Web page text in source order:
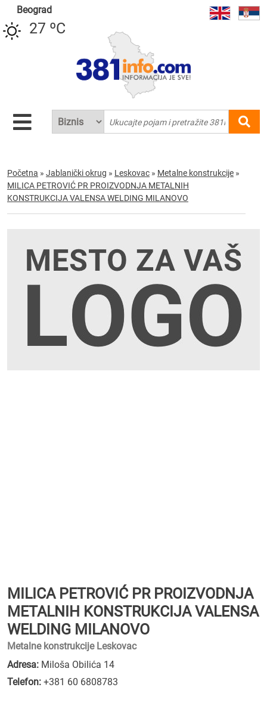
Beograd
27 ºC
Početna » Jablanički okrug » Leskovac » Metalne konstrukcije »
MILICA PETROVIĆ PR PROIZVODNJA METALNIH
KONSTRUKCIJA VALENSA WELDING MILANOVO
MILICA PETROVIĆ PR PROIZVODNJA
METALNIH KONSTRUKCIJA VALENSA
WELDING MILANOVO
Metalne konstrukcije Leskovac
Adresa: Miloša Obilića 14
Telefon: +381 60 6808783